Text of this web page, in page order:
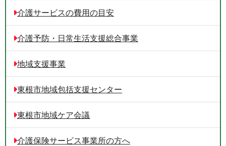
介護サービスの費用の目安
介護予防・日常生活支援総合事業
地域支援事業
東根市地域包括支援センター
東根市地域ケア会議
介護保険サービス事業所の方へ